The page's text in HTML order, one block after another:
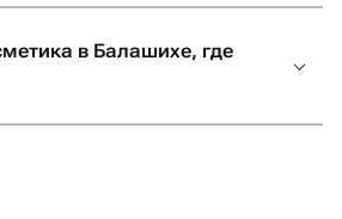
в Балашихе, где